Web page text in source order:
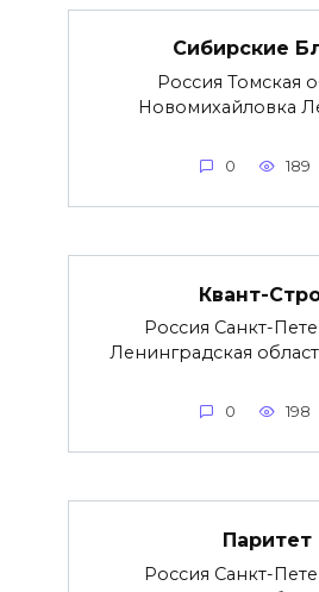
Сибирские
Россия Томская
Новомихайловка
0 189
Квант-
Россия Санкт-
Ленинградская
0 198
Паритет
Россия Санкт-